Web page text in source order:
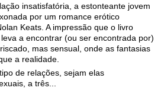
insatisfatória, a estonteante jovem
por um romance erótico
Keats. A impressão que o livro
a encontrar (ou ser encontrada por)
mas sensual, onde as fantasias
a realidade.
de relações, sejam elas
a três...